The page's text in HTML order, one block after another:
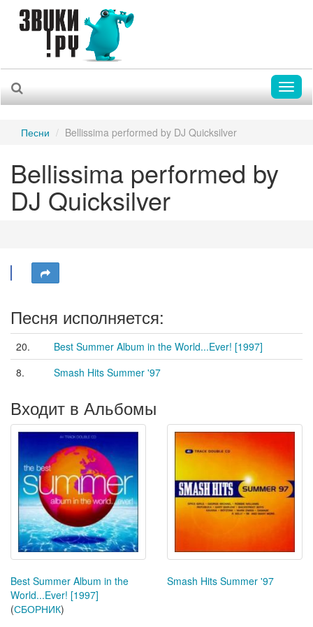
Песни Bellissima performed by DJ Quicksilver
Bellissima performed by
DJ Quicksilver
Песня исполняется:
20.
Best Summer Album in the World...Ever! [1997]
8.
Smash Hits Summer '97
Входит в Альбомы
Best Summer Album in the
World...Ever! [1997]
(СБОРНИК)
Smash Hits Summer '97